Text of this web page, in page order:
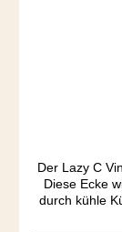
Der Lazy C
Diese Ecke
durch kühle